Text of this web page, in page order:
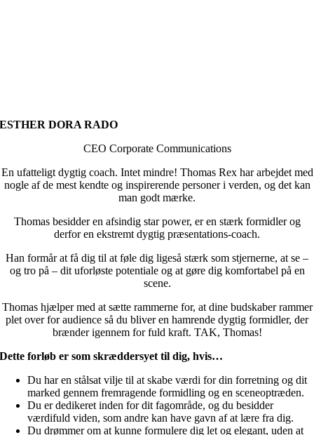
ESTHER DORA RADO
CEO Corporate Communications
En ufatteligt dygtig coach. Intet mindre! Thomas Rex har arbejdet med
nogle af de mest kendte og inspirerende personer i verden, og det kan
man godt mærke.
Thomas besidder en afsindig star power, er en stærk formidler og
derfor en ekstremt dygtig præsentations-coach.
Han formår at få dig til at føle dig ligeså stærk som stjernerne, at se –
og tro på – dit uforløste potentiale og at gøre dig komfortabel på en
scene.
Thomas hjælper med at sætte rammerne for, at dine budskaber rammer
plet over for audience så du bliver en hamrende dygtig formidler, der
brænder igennem for fuld kraft. TAK, Thomas!
Dette forløb er som skræddersyet til dig, hvis…
Du har en stålsat vilje til at skabe værdi for din forretning og dit
marked gennem fremragende formidling og en sceneoptræden.
Du er dedikeret inden for dit fagområde, og du besidder
værdifuld viden, som andre kan have gavn af at lære fra dig.
Du drømmer om at kunne formulere dig let og elegant, uden at